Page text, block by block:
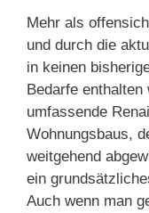
Mehr als
und durch die
in keinen
Bedarfe
umfassende
Wohnungsbaus,
weitgehend
ein
Auch wenn man